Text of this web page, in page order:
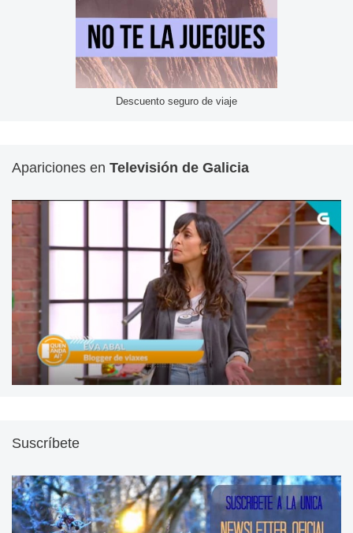
Descuento seguro de viaje
Apariciones en Televisión de Galicia
Suscríbete